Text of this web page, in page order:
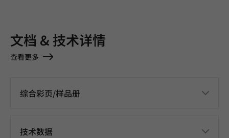
文档 & 技术详情
查看更多
综合彩页/样品册
技术数据